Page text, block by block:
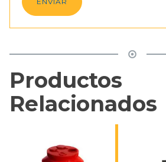
Productos
Relacionados